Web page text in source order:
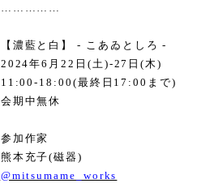
……………
【濃藍と白】 - こあゐとしろ -
2024年6 月22 日 (土)-27 日(木)
11:00-18:00(最終日 17:00 まで)
会期中無休
参加作家
熊本充子(磁器)
@mitsumame_works